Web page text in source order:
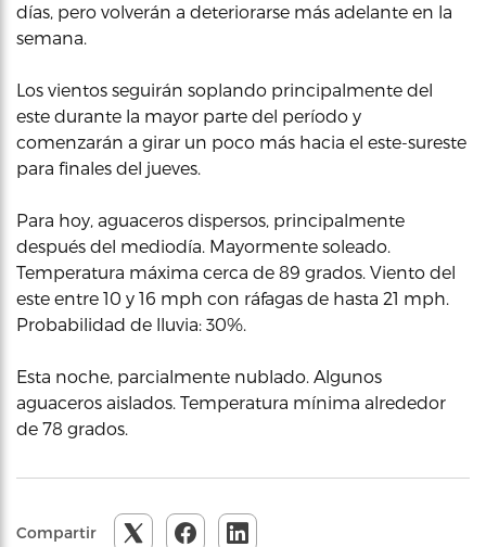
días, pero volverán a deteriorarse más adelante en la
semana.
Los vientos seguirán soplando principalmente del
este durante la mayor parte del período y
comenzarán a girar un poco más hacia el este-sureste
para finales del jueves.
Para hoy, aguaceros dispersos, principalmente
después del mediodía. Mayormente soleado.
Temperatura máxima cerca de 89 grados. Viento del
este entre 10 y 16 mph con ráfagas de hasta 21 mph.
Probabilidad de lluvia: 30%.
Esta noche, parcialmente nublado. Algunos
aguaceros aislados. Temperatura mínima alrededor
de 78 grados.
Compartir